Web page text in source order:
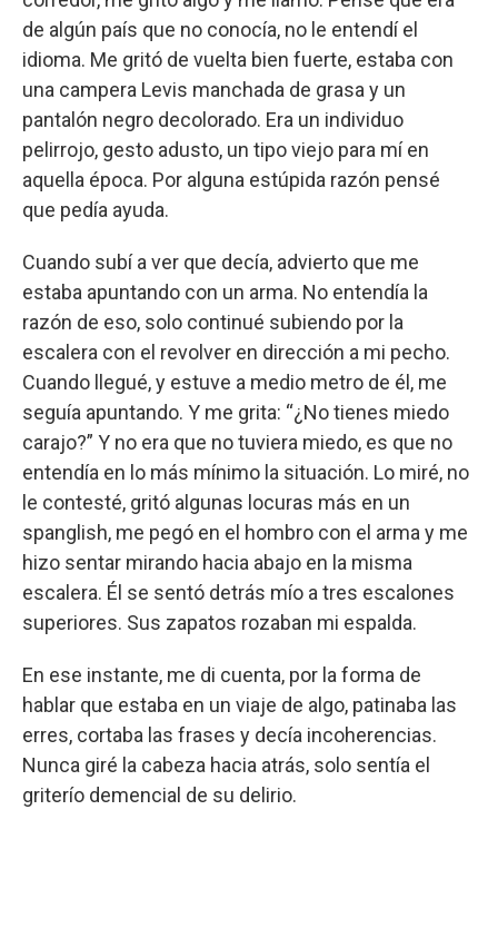
de algún país que no conocía, no le entendí el
idioma. Me gritó de vuelta bien fuerte, estaba con
una campera Levis manchada de grasa y un
pantalón negro decolorado. Era un individuo
pelirrojo, gesto adusto, un tipo viejo para mí en
aquella época. Por alguna estúpida razón pensé
que pedía ayuda.
Cuando subí a ver que decía, advierto que me
estaba apuntando con un arma. No entendía la
razón de eso, solo continué subiendo por la
escalera con el revolver en dirección a mi pecho.
Cuando llegué, y estuve a medio metro de él, me
seguía apuntando. Y me grita: “¿No tienes miedo
carajo?” Y no era que no tuviera miedo, es que no
entendía en lo más mínimo la situación. Lo miré, no
le contesté, gritó algunas locuras más en un
spanglish, me pegó en el hombro con el arma y me
hizo sentar mirando hacia abajo en la misma
escalera. Él se sentó detrás mío a tres escalones
superiores. Sus zapatos rozaban mi espalda.
En ese instante, me di cuenta, por la forma de
hablar que estaba en un viaje de algo, patinaba las
erres, cortaba las frases y decía incoherencias.
Nunca giré la cabeza hacia atrás, solo sentía el
griterío demencial de su delirio.